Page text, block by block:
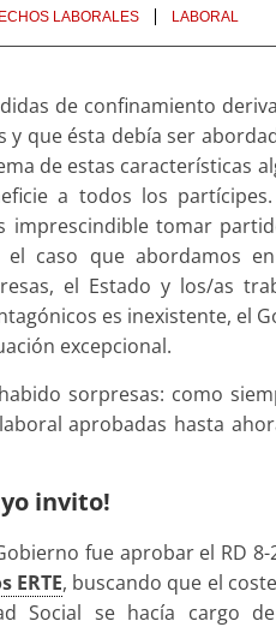
LABORALES LABORAL
de confinamiento
que ésta debía ser
de estas características
a todos los
imprescindible tomar
caso que abordamos
el Estado y los/as
es inexistente, el
excepcional.
sorpresas: como
aprobadas hasta
invito!
fue aprobar el RD
ERTE, buscando que el
Social se hacía cargo